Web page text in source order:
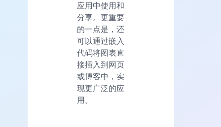
应用中使用和
分享。更重要
的一点是，还
可以通过嵌入
代码将图表直
接插入到网页
或博客中，实
现更广泛的应
用。